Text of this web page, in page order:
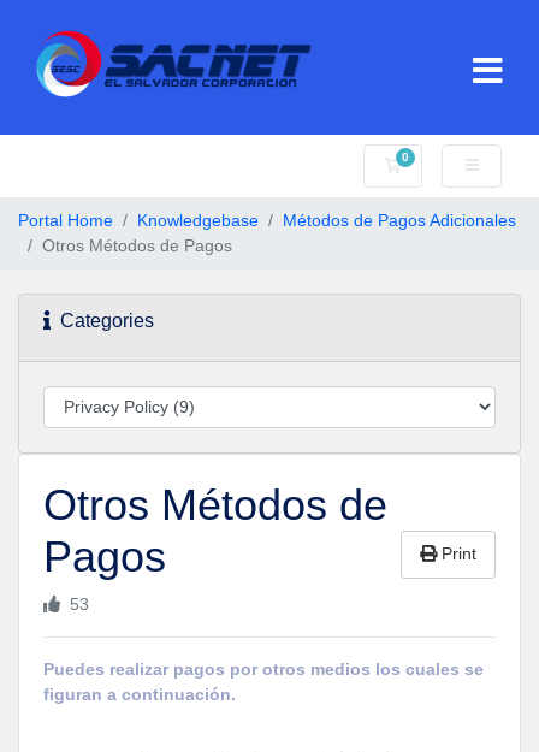
0
Shopping Cart
Portal Home Knowledgebase
Métodos de Pagos Adicionales
Otros Métodos de Pagos
Categories
Otros Métodos de
Pagos
Print
53
Puedes realizar pagos por otros medios los cuales se
figuran a continuación.